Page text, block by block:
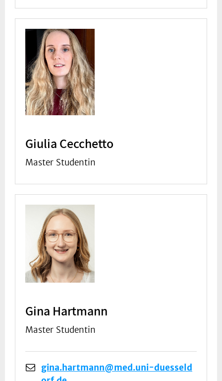
Giulia Cecchetto
Master Studentin
Gina Hartmann
Master Studentin
gina.hartmann@med.uni-duesseld